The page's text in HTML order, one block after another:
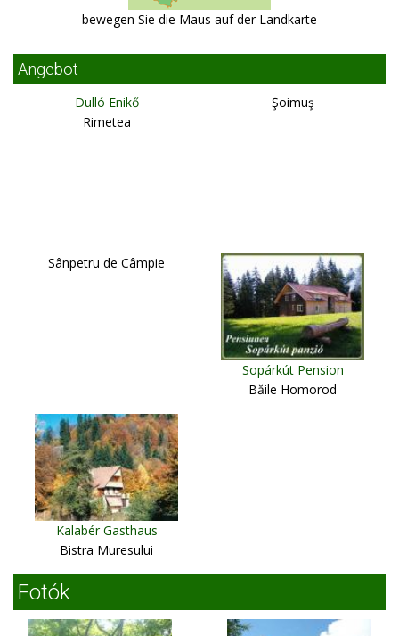
bewegen Sie die Maus auf der Landkarte
Angebot
Dulló Enikő
Rimetea
Şoimuş
Sânpetru de Câmpie
Sopárkút Pension
Băile Homorod
Kalabér Gasthaus
Bistra Muresului
Fotók